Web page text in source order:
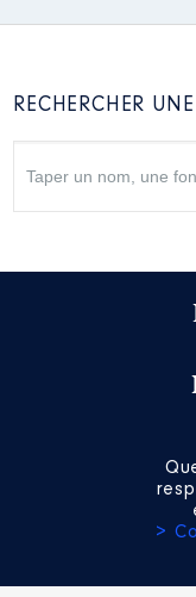
RECHERCHER
>